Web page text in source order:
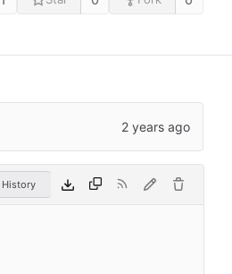
History